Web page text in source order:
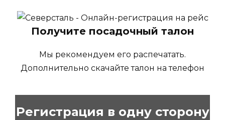
Получите посадочный талон
Мы рекомендуем его распечатать.
Дополнительно скачайте талон на телефон
Регистрация в одну сторону